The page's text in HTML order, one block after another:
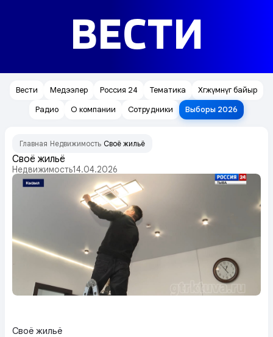
ВЕСТИ
Вести Медээлер Россия 24 Тематика
Хөгжүмнүг байыр
Радио
О компании Сотрудники Выборы 2026
Главная Недвижимость Своё жильё
Своё жильё
Недвижимость14.04.2026
Своё жильё